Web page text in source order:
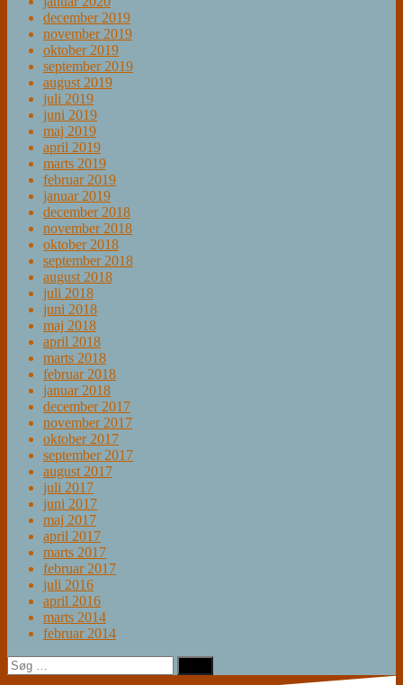
december 2019
november 2019
oktober 2019
september 2019
august 2019
juli 2019
juni 2019
maj 2019
april 2019
marts 2019
februar 2019
januar 2019
december 2018
november 2018
oktober 2018
september 2018
august 2018
juli 2018
juni 2018
maj 2018
april 2018
marts 2018
februar 2018
januar 2018
december 2017
november 2017
oktober 2017
september 2017
august 2017
juli 2017
juni 2017
maj 2017
april 2017
marts 2017
februar 2017
juli 2016
april 2016
marts 2014
februar 2014
Søg
efter: